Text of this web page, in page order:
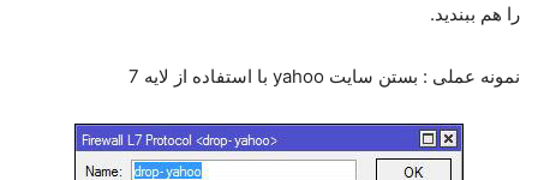
را هم ببندید.
نمونه عملی : بستن سایت yahoo با استفاده از لایه 7